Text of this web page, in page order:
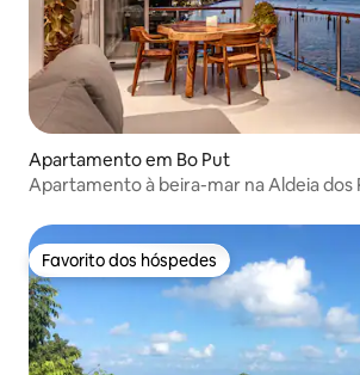
Apartamento em Bo Put
Apartamento à beira-mar na Aldeia dos
Favorito dos hóspedes
Favorito dos hóspedes